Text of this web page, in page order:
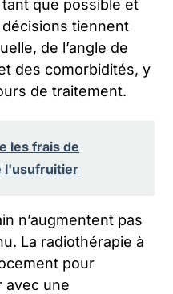
que possible et
tiennent
de l’angle de
des comorbidités, y
de traitement.
les frais de
l'usufruitier
n’augmentent pas
La radiothérapie à
pour
avec une